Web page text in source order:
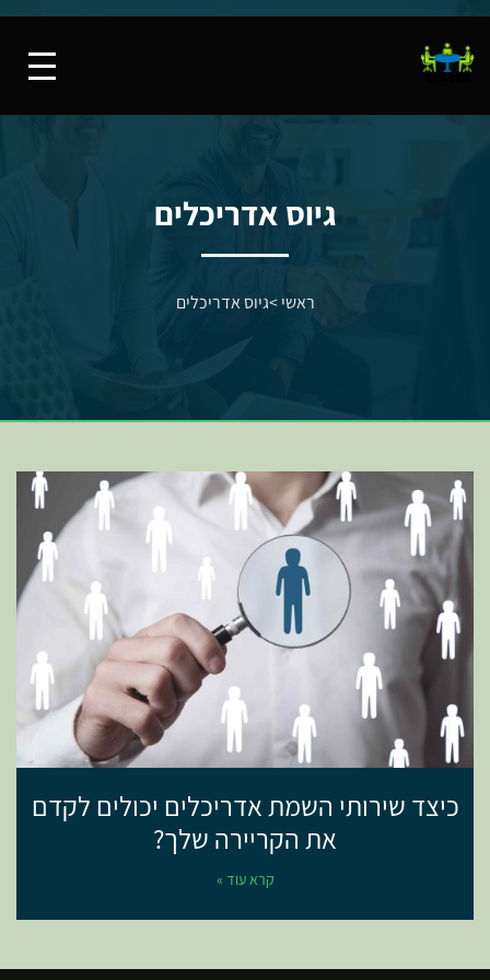
גיוס אדריכלים
ראשי>גיוס אדריכלים
כיצד שירותי השמת אדריכלים יכולים לקדם
את הקריירה שלך?
קרא עוד »